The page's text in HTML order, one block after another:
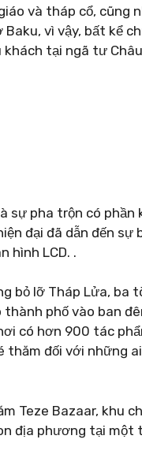
và tháp cổ, cũng
vì vậy, bất kể
tại ngã tư
sự pha trộn có phần
đại đã dẫn đến sự
hình LCD. .
bỏ lỡ Tháp Lửa, ba
phố vào ban
có hơn 900 tác
đối với những
Teze Bazaar, khu
địa phương tại một